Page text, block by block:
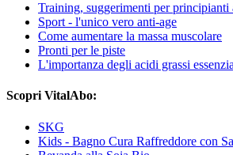
Training, suggerimenti per principianti
Sport - l'unico vero anti-age
Come aumentare la massa muscolare
Pronti per le piste
L'importanza degli acidi grassi
Scopri VitalAbo:
SKG
Kids - Bagno Cura Raffreddore con